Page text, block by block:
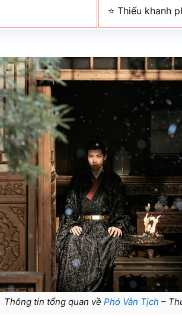
⭐ Thiếu khanh
Thông tin tổng quan về Phó Vân Tịch –